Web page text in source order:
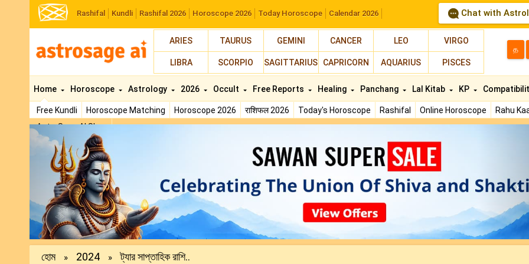
Rashifal Kundli Rashifal 2026 Horoscope 2026 Today Horoscope Calendar 2026 Chat with
ARIES TAURUS GEMINI CANCER LEO VIRGO
LIBRA SCORPIO SAGITTARIUS CAPRICORN AQUARIUS PISCES
த
Home
Free Kundli Horoscope Matching Horoscope 2026 राशिफल 2026 Today's Horoscope Rashifal Online Horoscope Rahu
AstroSage AI Shop
Horoscope Astrology 2026 Occult Free Reports Healing Panchang Lal Kitab KP
Previous
হোম » 2024 » ট্যার সাপ্তাহিক রাশি..